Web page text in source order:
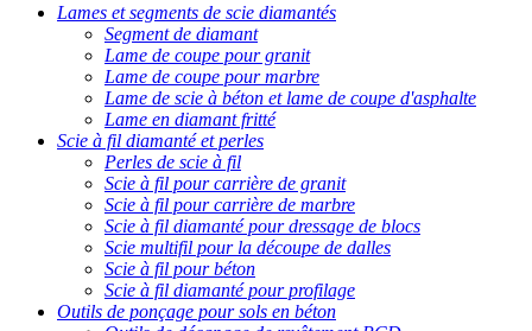
Lames et segments de scie diamantés
Segment de diamant
Lame de coupe pour granit
Lame de coupe pour marbre
Lame de scie à béton et lame de coupe d'asphalte
Lame en diamant fritté
Scie à fil diamanté et perles
Perles de scie à fil
Scie à fil pour carrière de granit
Scie à fil pour carrière de marbre
Scie à fil diamanté pour dressage de blocs
Scie multifil pour la découpe de dalles
Scie à fil pour béton
Scie à fil diamanté pour profilage
Outils de ponçage pour sols en béton